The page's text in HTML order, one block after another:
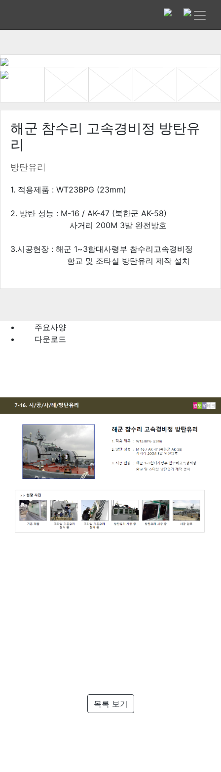
해군 참수리 고속경비정 방탄유
리
방탄유리
1. 적용제품 : WT23BPG (23mm)
2. 방탄 성능 : M-16 / AK-47 (북한군 AK-58)
사거리 200M 3발 완전방호
3.시공현장 : 해군 1~3함대사령부 참수리고속경비정
함교 및 조타실 방탄유리 제작 설치
주요사양
다운로드
목록 보기